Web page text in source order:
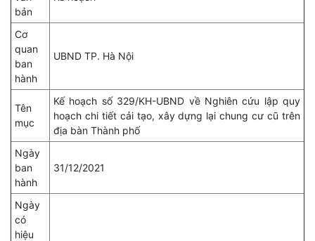
bản
Cơ
quan
ban
hành
UBND TP. Hà Nội
Tên
mục
Kế hoạch số 329/KH-UBND về Nghiên cứu lập quy
hoạch chi tiết cải tạo, xây dựng lại chung cư cũ trên
địa bàn Thành phố
Ngày
ban
hành
31/12/2021
Ngày
có
hiệu